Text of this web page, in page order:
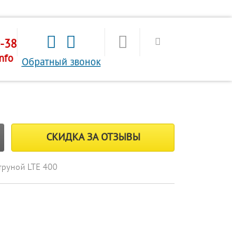
Обратный звонок
38
СКИДКА ЗА ОТЗЫВЫ
LTE 400